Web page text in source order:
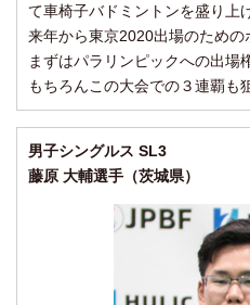
て車椅子バドミントンを盛り上
来年から東京2020出場のための
まずはパラリンピックへの出場
もちろんこの大会での３連覇も
男子シングルス SL3
藤原 大輔選手（茨城県）